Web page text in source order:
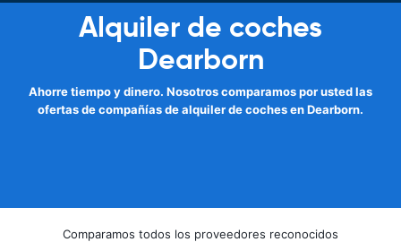
Alquiler de coches
Dearborn
Ahorre tiempo y dinero. Nosotros comparamos por usted las
ofertas de compañías de alquiler de coches en Dearborn.
Comparamos todos los proveedores reconocidos